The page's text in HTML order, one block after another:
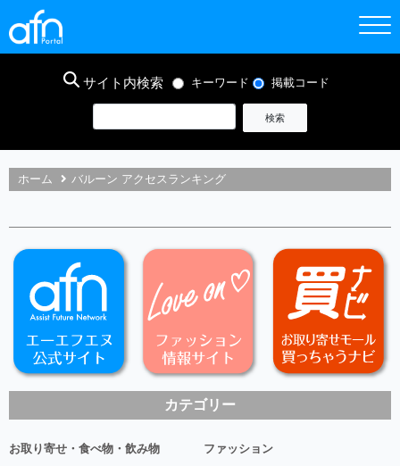
サイト内検索 キーワード 掲載コード
カテゴリー
お取り寄せ・食べ物・飲み物 ファッション
ホーム バルーン アクセスランキング